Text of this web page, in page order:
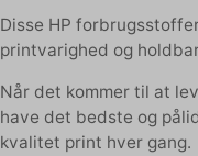
Disse HP
printvarighed og
Når det kommer til at
have det bedste og
kvalitet print hver gang.